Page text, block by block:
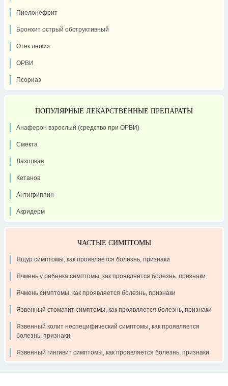
Пиелонефрит
Бронхит острый обструктивный
Отек легких
ОРВИ
Псориаз
ПОПУЛЯРНЫЕ ЛЕКАРСТВЕННЫЕ ПРЕПАРАТЫ
Анаферон взрослый (средство при ОРВИ)
Смекта
Лазолван
Кетанов
Антигриппин
Акридерм
ЧАСТЫЕ СИМПТОМЫ
Ящур симптомы, как проявляется болезнь, признаки
Ячмень у ребенка симптомы, как проявляется болезнь, признаки
Ячмень симптомы, как проявляется болезнь, признаки
Язвенный стоматит симптомы, как проявляется болезнь, признаки
Язвенный колит неспецифический симптомы, как проявляется
болезнь, признаки
Язвенный гингивит симптомы, как проявляется болезнь, признаки